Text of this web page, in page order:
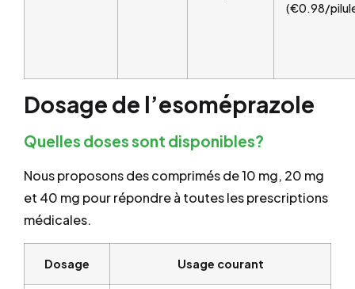
(€0.98/
Dosage de l’esoméprazole
Quelles doses sont disponibles?
Nous proposons des comprimés de 10 mg, 20 mg
et 40 mg pour répondre à toutes les prescriptions
médicales.
Dosage Usage courant